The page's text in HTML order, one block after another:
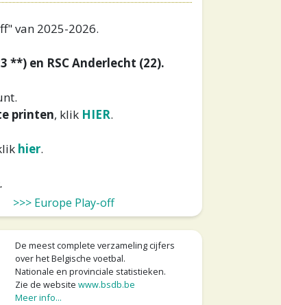
van 2025-2026.
**) en RSC Anderlecht (22).
printen, klik HIER.
hier.
>>> Europe Play-off
De meest complete verzameling cijfers
over het Belgische voetbal.
Nationale en provinciale statistieken.
Zie de website www.bsdb.be
Meer info...